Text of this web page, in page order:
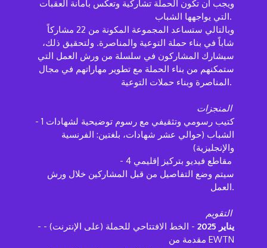
ويجب أن تكون الحملة تشاركية وتعكس بأمانة العقبات
التي يواجهها الشباب.
وبالتالي ستساعد المجموعة المكونة من 22 مشاركاً
شاباً في بناء حملة التوعية والمناصرة. ولتحقيق ذلك،
سيشارك المشاركون في سلسلة من ورش العمل التي
ستمكنهم من بناء الحملة مع تطوير مهاراتهم في مجال
المناصرة وبناء حملات التوعية.
المنجزات
- 1 كتيب رسومي وتثقيفي مع رسوم توضيحية لشهادات
الشباب (حوالي عشر شهادات، بلغتين: الفرنسية
والإنجليزية)
سيتم وضع التفاصيل من قبل المشاركين خلال ورش
العمل.
التقويم
-
يناير 2025
- الخط الافتتاحي للحملة (على الإنترنت) -
مقدمة من EWTN